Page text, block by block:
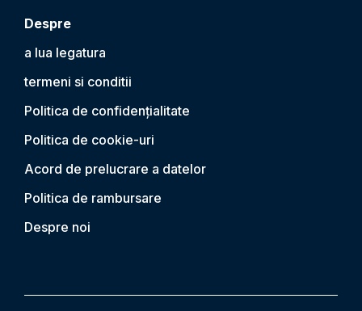
Despre
a lua legatura
termeni si conditii
Politica de confidențialitate
Politica de cookie-uri
Acord de prelucrare a datelor
Politica de rambursare
Despre noi